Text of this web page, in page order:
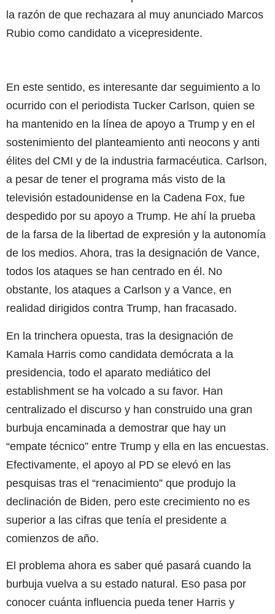
la razón de que rechazara al muy anunciado Marcos
Rubio como candidato a vicepresidente.
En este sentido, es interesante dar seguimiento a lo
ocurrido con el periodista Tucker Carlson, quien se
ha mantenido en la línea de apoyo a Trump y en el
sostenimiento del planteamiento anti neocons y anti
élites del CMI y de la industria farmacéutica. Carlson,
a pesar de tener el programa más visto de la
televisión estadounidense en la Cadena Fox, fue
despedido por su apoyo a Trump. He ahí la prueba
de la farsa de la libertad de expresión y la autonomía
de los medios. Ahora, tras la designación de Vance,
todos los ataques se han centrado en él. No
obstante, los ataques a Carlson y a Vance, en
realidad dirigidos contra Trump, han fracasado.
En la trinchera opuesta, tras la designación de
Kamala Harris como candidata demócrata a la
presidencia, todo el aparato mediático del
establishment se ha volcado a su favor. Han
centralizado el discurso y han construido una gran
burbuja encaminada a demostrar que hay un
“empate técnico” entre Trump y ella en las encuestas.
Efectivamente, el apoyo al PD se elevó en las
pesquisas tras el “renacimiento” que produjo la
declinación de Biden, pero este crecimiento no es
superior a las cifras que tenía el presidente a
comienzos de año.
El problema ahora es saber qué pasará cuando la
burbuja vuelva a su estado natural. Eso pasa por
conocer cuánta influencia pueda tener Harris y